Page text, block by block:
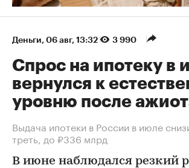
Деньги 06 авг, 13:32 3 990
Спрос на ипотеку в
вернулся к
уровню после
Выдача ипотеки в России в июле
треть, до ₽336 млрд
В июне наблюдался резкий